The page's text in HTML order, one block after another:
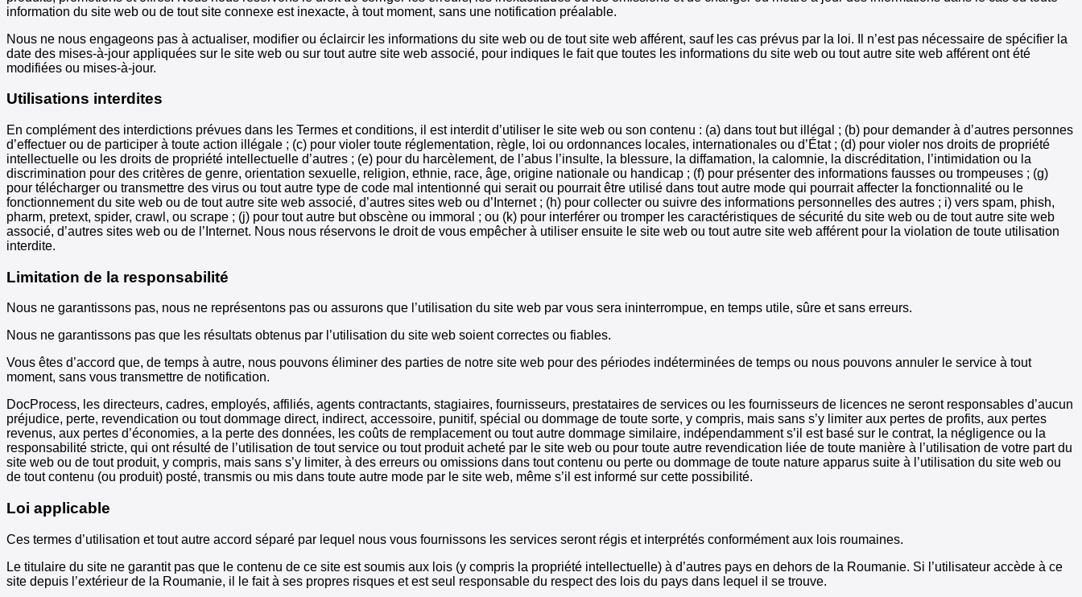
information du site web ou de tout site connexe est inexacte, à tout moment, sans une notification préalable.
Nous ne nous engageons pas à actualiser, modifier ou éclaircir les informations du site web ou de tout site web afférent, sauf les cas prévus par la loi. Il n’est pas nécessaire de spécifier la
date des mises-à-jour appliquées sur le site web ou sur tout autre site web associé, pour indiques le fait que toutes les informations du site web ou tout autre site web afférent ont été
modifiées ou mises-à-jour.
Utilisations interdites
En complément des interdictions prévues dans les Termes et conditions, il est interdit d’utiliser le site web ou son contenu : (a) dans tout but illégal ; (b) pour demander à d’autres personnes
d’effectuer ou de participer à toute action illégale ; (c) pour violer toute réglementation, règle, loi ou ordonnances locales, internationales ou d’État ; (d) pour violer nos droits de propriété
intellectuelle ou les droits de propriété intellectuelle d’autres ; (e) pour du harcèlement, de l’abus l’insulte, la blessure, la diffamation, la calomnie, la discréditation, l’intimidation ou la
discrimination pour des critères de genre, orientation sexuelle, religion, ethnie, race, âge, origine nationale ou handicap ; (f) pour présenter des informations fausses ou trompeuses ; (g)
pour télécharger ou transmettre des virus ou tout autre type de code mal intentionné qui serait ou pourrait être utilisé dans tout autre mode qui pourrait affecter la fonctionnalité ou le
fonctionnement du site web ou de tout autre site web associé, d’autres sites web ou d’Internet ; (h) pour collecter ou suivre des informations personnelles des autres ; i) vers spam, phish,
pharm, pretext, spider, crawl, ou scrape ; (j) pour tout autre but obscène ou immoral ; ou (k) pour interférer ou tromper les caractéristiques de sécurité du site web ou de tout autre site web
associé, d’autres sites web ou de l’Internet. Nous nous réservons le droit de vous empêcher à utiliser ensuite le site web ou tout autre site web afférent pour la violation de toute utilisation
interdite.
Limitation de la responsabilité
Nous ne garantissons pas, nous ne représentons pas ou assurons que l’utilisation du site web par vous sera ininterrompue, en temps utile, sûre et sans erreurs.
Nous ne garantissons pas que les résultats obtenus par l’utilisation du site web soient correctes ou fiables.
Vous êtes d’accord que, de temps à autre, nous pouvons éliminer des parties de notre site web pour des périodes indéterminées de temps ou nous pouvons annuler le service à tout
moment, sans vous transmettre de notification.
DocProcess, les directeurs, cadres, employés, affiliés, agents contractants, stagiaires, fournisseurs, prestataires de services ou les fournisseurs de licences ne seront responsables d’aucun
préjudice, perte, revendication ou tout dommage direct, indirect, accessoire, punitif, spécial ou dommage de toute sorte, y compris, mais sans s’y limiter aux pertes de profits, aux pertes
revenus, aux pertes d’économies, a la perte des données, les coûts de remplacement ou tout autre dommage similaire, indépendamment s’il est basé sur le contrat, la négligence ou la
responsabilité stricte, qui ont résulté de l’utilisation de tout service ou tout produit acheté par le site web ou pour toute autre revendication liée de toute manière à l’utilisation de votre part du
site web ou de tout produit, y compris, mais sans s’y limiter, à des erreurs ou omissions dans tout contenu ou perte ou dommage de toute nature apparus suite à l’utilisation du site web ou
de tout contenu (ou produit) posté, transmis ou mis dans toute autre mode par le site web, même s’il est informé sur cette possibilité.
Loi applicable
Ces termes d’utilisation et tout autre accord séparé par lequel nous vous fournissons les services seront régis et interprétés conformément aux lois roumaines.
Le titulaire du site ne garantit pas que le contenu de ce site est soumis aux lois (y compris la propriété intellectuelle) à d’autres pays en dehors de la Roumanie. Si l’utilisateur accède à ce
site depuis l’extérieur de la Roumanie, il le fait à ses propres risques et est seul responsable du respect des lois du pays dans lequel il se trouve.